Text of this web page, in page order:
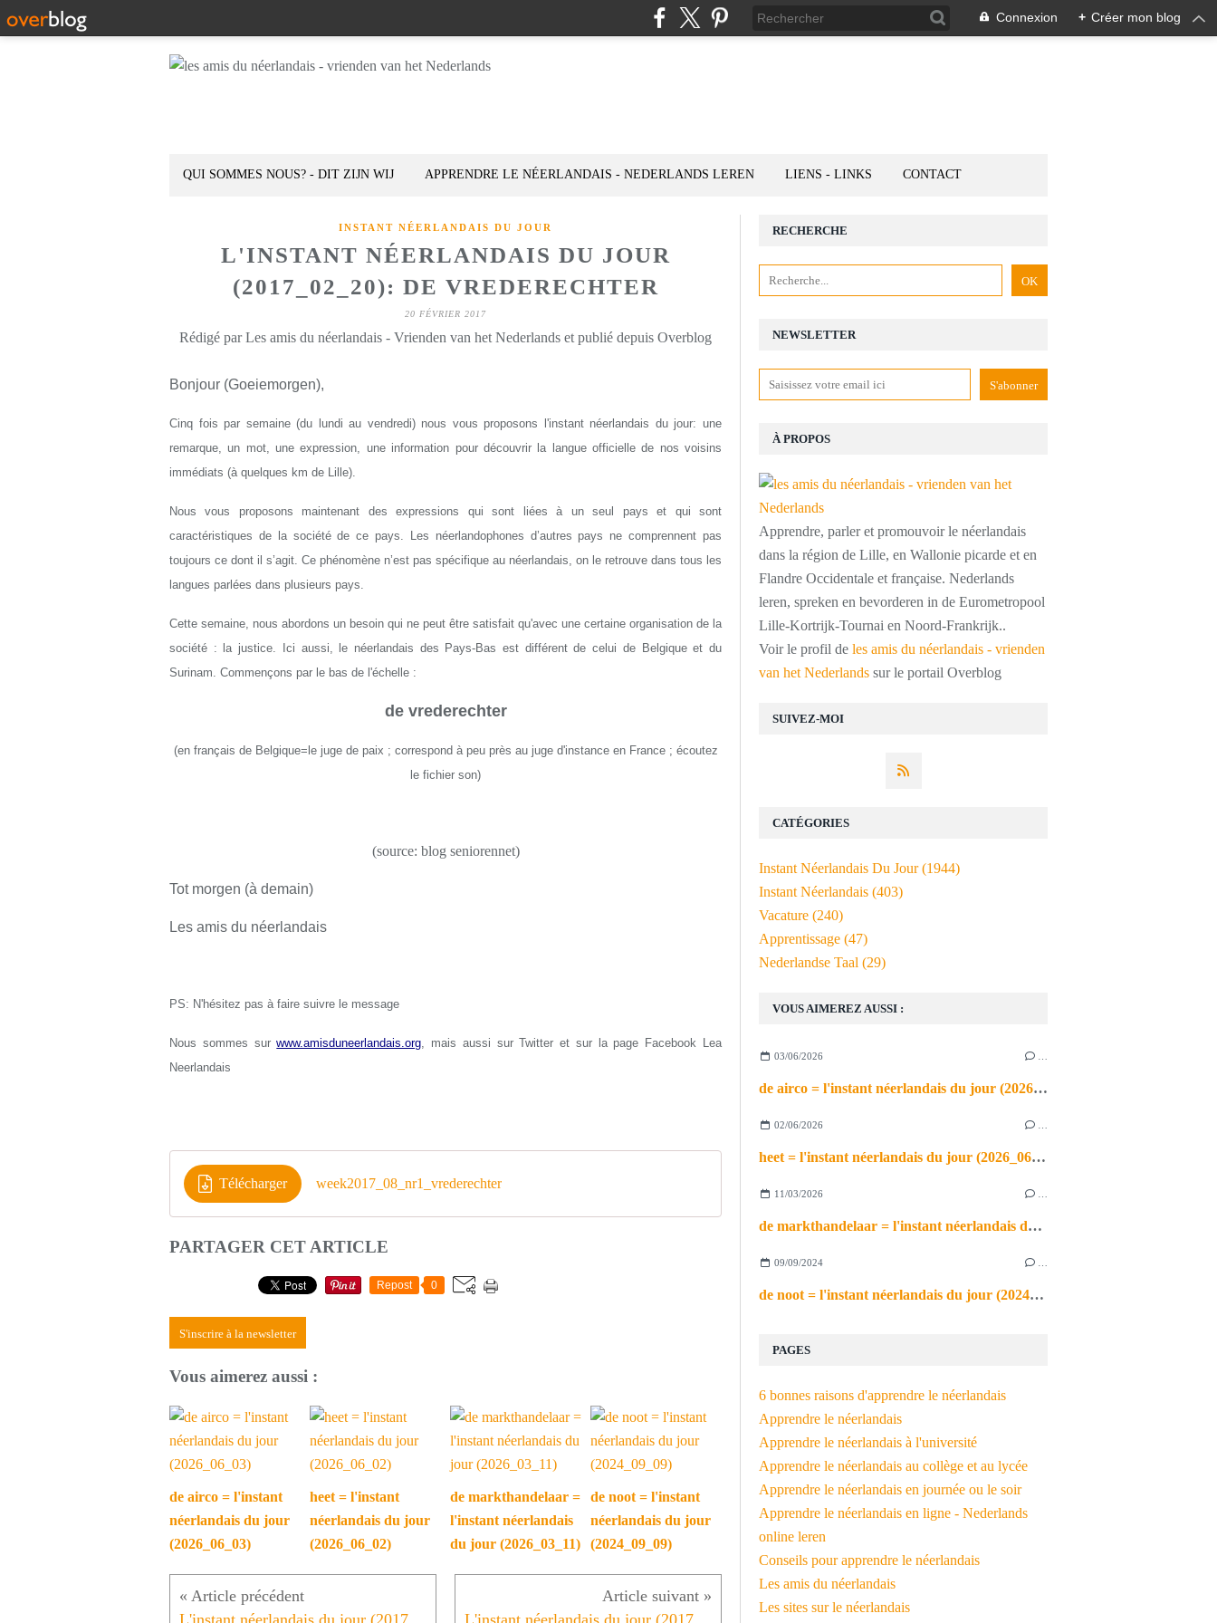
Connexion + Créer mon blog
QUI SOMMES NOUS? - DIT ZIJN WIJ APPRENDRE LE NÉERLANDAIS - NEDERLANDS LEREN LIENS - LINKS CONTACT
INSTANT NÉERLANDAIS DU JOUR
L'INSTANT NÉERLANDAIS DU JOUR
(2017_02_20): DE VREDERECHTER
20 FÉVRIER 2017
Rédigé par Les amis du néerlandais - Vrienden van het Nederlands et publié depuis Overblog
Bonjour (Goeiemorgen),
Cinq fois par semaine (du lundi au vendredi) nous vous proposons l'instant néerlandais du jour: une
remarque, un mot, une expression, une information pour découvrir la langue officielle de nos voisins
immédiats (à quelques km de Lille).
Nous vous proposons maintenant des expressions qui sont liées à un seul pays et qui sont
caractéristiques de la société de ce pays. Les néerlandophones d’autres pays ne comprennent pas
toujours ce dont il s’agit. Ce phénomène n’est pas spécifique au néerlandais, on le retrouve dans tous les
langues parlées dans plusieurs pays.
Cette semaine, nous abordons un besoin qui ne peut être satisfait qu'avec une certaine organisation de la
société : la justice. Ici aussi, le néerlandais des Pays-Bas est différent de celui de Belgique et du
Surinam. Commençons par le bas de l'échelle :
de vrederechter
(en français de Belgique=le juge de paix ; correspond à peu près au juge d'instance en France ; écoutez
le fichier son)
(source: blog seniorennet)
Tot morgen (à demain)
Les amis du néerlandais
PS: N'hésitez pas à faire suivre le message
Nous sommes surwww.amisduneerlandais.org, mais aussi sur Twitter et sur la page Facebook Lea
Neerlandais
Télécharger week2017_08_nr1_vrederechter
PARTAGER CET ARTICLE
Repost 0
S'inscrire à la newsletter
Vous aimerez aussi :
de airco = l'instant
néerlandais du jour
(2026_06_03)
heet = l'instant
néerlandais du jour
(2026_06_02)
de markthandelaar =
l'instant néerlandais
du jour (2026_03_11)
de noot = l'instant
néerlandais du jour
(2024_09_09)
NEWSLETTER
SUIVEZ-MOI
RECHERCHE
À PROPOS
Apprendre, parler et promouvoir le néerlandais
dans la région de Lille, en Wallonie picarde et en
Flandre Occidentale et française. Nederlands
leren, spreken en bevorderen in de Eurometropool
Lille-Kortrijk-Tournai en Noord-Frankrijk..
Voir le profil de les amis du néerlandais - vrienden
van het Nederlands sur le portail Overblog
VOUS AIMEREZ AUSSI :
03/06/2026
de airco = l'instant néerlandais du jour (2026_06_03)
02/06/2026
heet = l'instant néerlandais du jour (2026_06_02)
11/03/2026
de markthandelaar = l'instant néerlandais du jour (2026_03_11)
09/09/2024
de noot = l'instant néerlandais du jour (2024_09_09)
PAGES
6 bonnes raisons d'apprendre le néerlandais
Apprendre le néerlandais
Apprendre le néerlandais à l'université
Apprendre le néerlandais au collège et au lycée
Apprendre le néerlandais en journée ou le soir
Apprendre le néerlandais en ligne - Nederlands
online leren
Conseils pour apprendre le néerlandais
Les amis du néerlandais
Les sites sur le néerlandais
CATÉGORIES
Instant Néerlandais Du Jour(1944)
Instant Néerlandais (403)
Vacature (240)
Apprentissage (47)
Nederlandse Taal (29)